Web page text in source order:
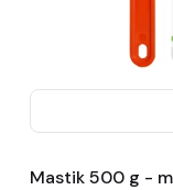
Mastik 500 g -